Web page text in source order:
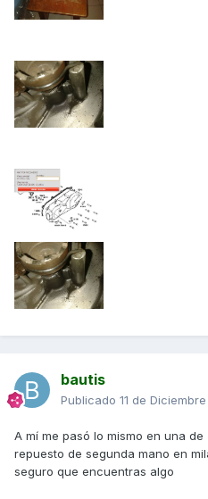
bautis
Publicado 11 de
A mí me pasó lo mismo en una
repuesto de segunda mano en
seguro que encuentras algo